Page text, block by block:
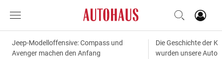
Jeep-Modelloffensive: Compass und
Avenger machen den Anfang
Die Geschichte der
wurden unsere